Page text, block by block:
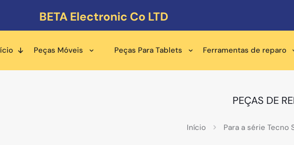
BETA Electronic Co LTD
Peças Móveis Peças Para Tablets Ferramentas de reparo
PEÇAS DE
Início Para a série Tecno